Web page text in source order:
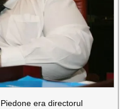
era directorul